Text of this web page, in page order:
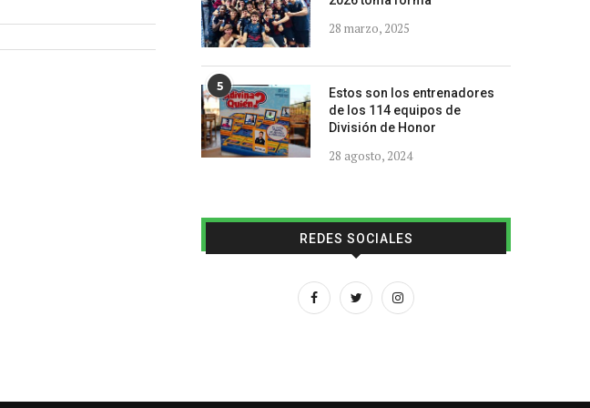
28 marzo, 2025
5
Estos son los entrenadores
de los 114 equipos de
División de Honor
28 agosto, 2024
REDES SOCIALES